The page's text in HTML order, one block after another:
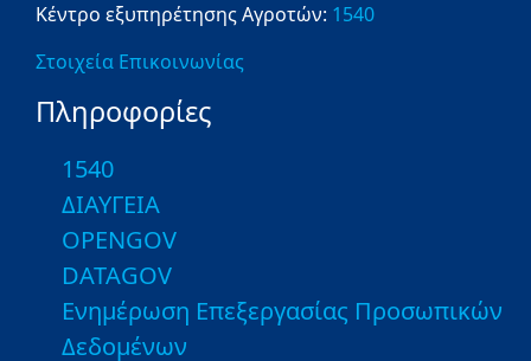
Κέντρο εξυπηρέτησης Αγροτών: 1540
Στοιχεία Επικοινωνίας
Πληροφορίες
1540
ΔΙΑΥΓΕΙΑ
OPENGOV
DATAGOV
Ενημέρωση Επεξεργασίας Προσωπικών
Δεδομένων